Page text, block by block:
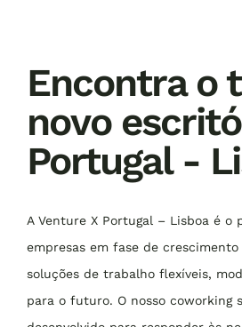
Encontra o
novo
Portugal -
A Venture X Portugal – Lisboa é o
empresas em fase de
soluções de trabalho flexíveis,
para o futuro. O nosso coworking